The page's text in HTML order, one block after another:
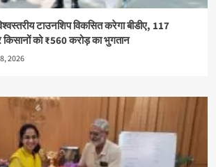
टाउनशिप विकसित करेगा बीडीए, 117
को ₹560 करोड़ का भुगतान
2026